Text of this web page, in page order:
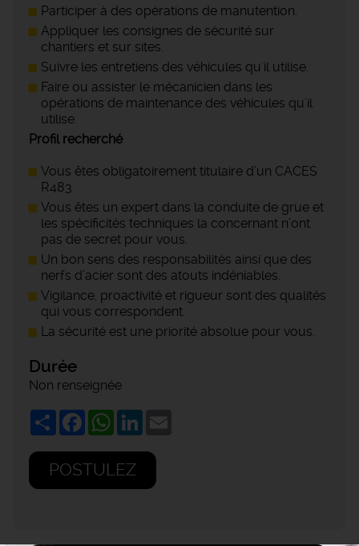
Participer à des opérations de manutention.
Appliquer les consignes de sécurité sur
chantiers et sur sites.
Suivre les entretiens des véhicules qu'il utilise.
Faire ou assister le mécanicien dans les
opérations de maintenance des véhicules qu'il
utilise.
Profil recherché
Vous êtes obligatoirement titulaire d’un CACES
R483
Vous êtes un expert dans la conduite de grue et
les spécificités techniques la concernant n’ont
pas de secret pour vous.
Un bon sens des responsabilités ainsi que des
nerfs d’acier sont des atouts indéniables.
Vigilance, proactivité et rigueur sont des qualités
qui vous correspondent.
La sécurité est une priorité absolue pour vous.
Durée
Non renseignée
ShareFacebookWhatsApp
LinkedIn
POSTULEZ